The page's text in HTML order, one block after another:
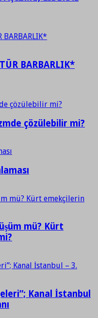
BARBARLIK*
çözülebilir mi?
mü? Kürt
Kanal İstanbul